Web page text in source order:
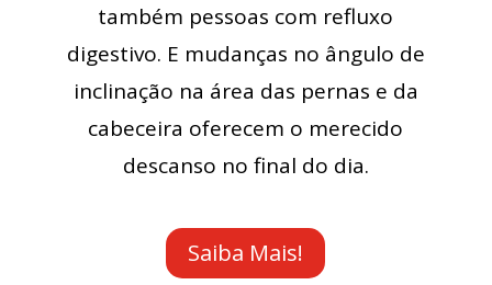
também pessoas com refluxo
digestivo. E mudanças no ângulo de
inclinação na área das pernas e da
cabeceira oferecem o merecido
descanso no final do dia.
Saiba Mais!